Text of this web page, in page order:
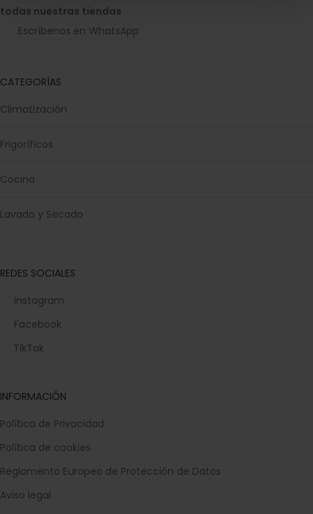
todas nuestras tiendas
Escríbenos en WhatsApp
CATEGORÍAS
Climatización
Frigoríficos
Cocina
Lavado y Secado
REDES SOCIALES
Instagram
Facebook
TikTok
INFORMACIÓN
Política de Privacidad
Política de cookies
Reglamento Europeo de Protección de Datos
Aviso legal